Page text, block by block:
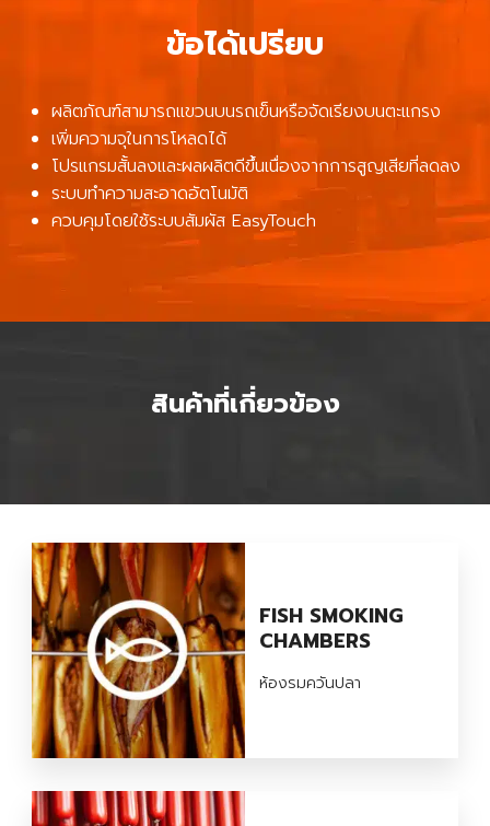
ข้อได้เปรียบ
ผลิตภัณฑ์สามารถแขวนบนรถเข็นหรือจัดเรียงบนตะแกรง
เพิ่มความจุในการโหลดได้
โปรแกรมสั้นลงและผลผลิตดีขึ้นเนื่องจากการสูญเสียที่ลดลง
ระบบทำความสะอาดอัตโนมัติ
ควบคุมโดยใช้ระบบสัมผัส EasyTouch
สินค้าที่เกี่ยวข้อง
FISH SMOKING
CHAMBERS
ห้องรมควันปลา